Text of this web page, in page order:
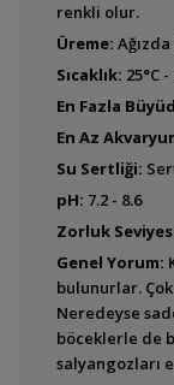
renkli olur.
Üreme:
Sıcaklık: 25°C -
En Fazla
En Az
Su Sertliği:
pH: 7.2 - 8.6
Zorluk
Genel Yorum:
bulunurlar.
Neredeyse
böceklerle de
salyangozları